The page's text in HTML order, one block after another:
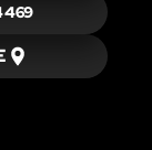
469